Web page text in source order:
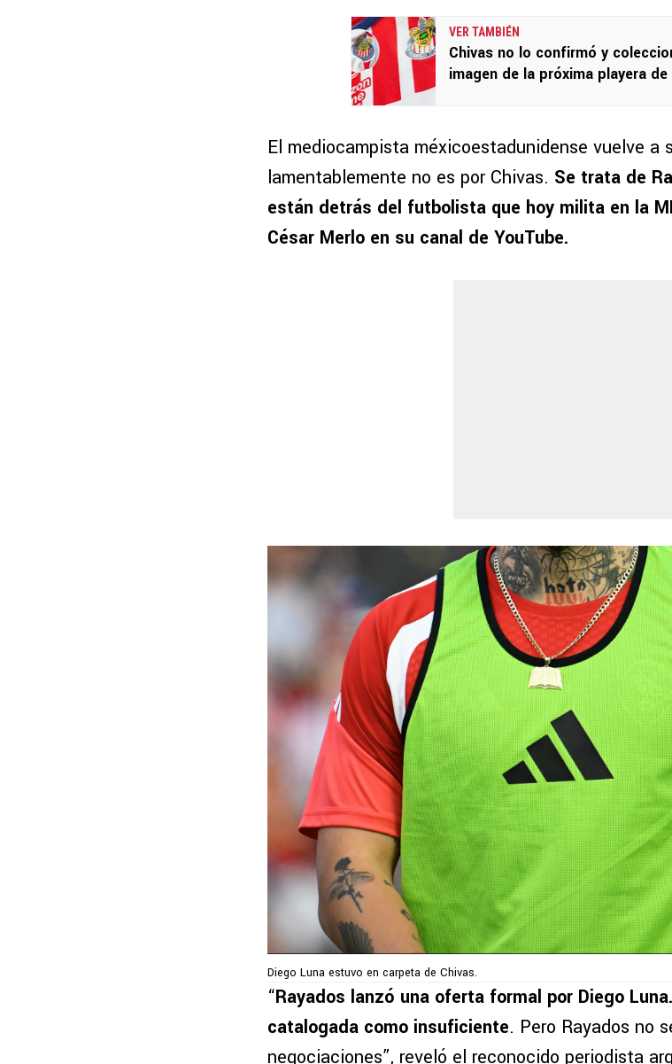
VER TAMBIÉN
Chivas no lo confirmó y
imagen de la próxima playera de
El mediocampista méxicoestadunidense vuelve
lamentablemente no es por Chivas. Se trata de
están detrás del futbolista que hoy milita en la
César Merlo en su canal de YouTube.
Diego Luna estuvo en carpeta de Chivas.
“Rayados lanzó una oferta formal por Diego
catalogada como insuficiente. Pero Rayados no
negociaciones”, reveló el reconocido periodista